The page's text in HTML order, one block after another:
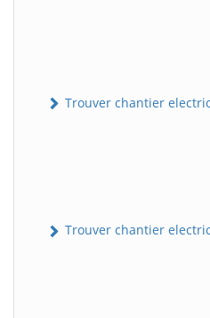
Trouver chantier
Trouver chantier